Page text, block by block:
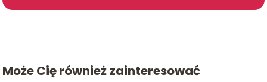
Może Cię również zainteresować